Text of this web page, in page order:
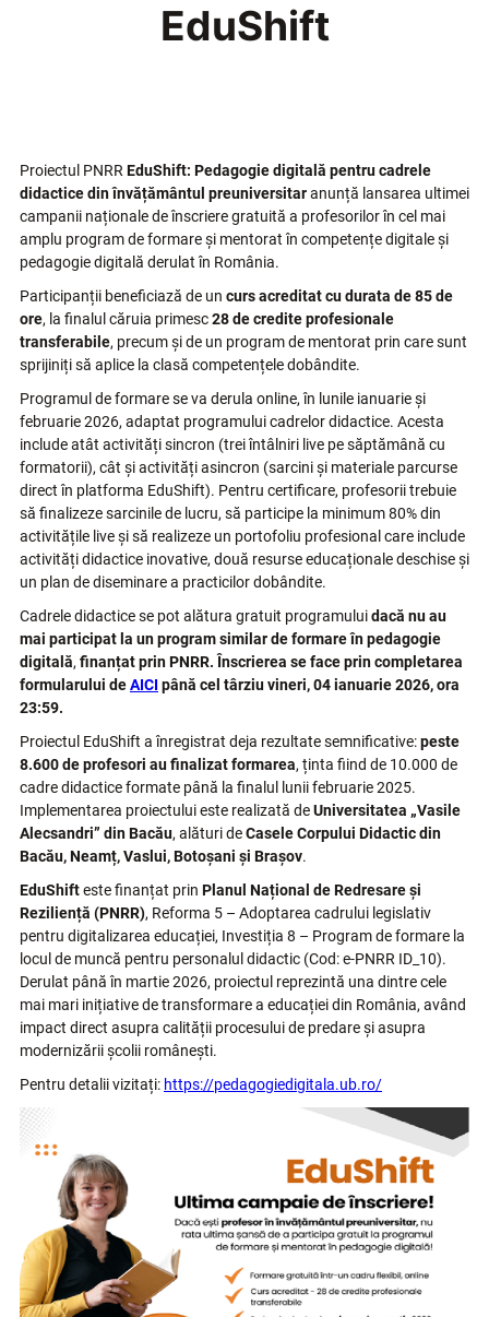
EduShift
Proiectul PNRREduShift: Pedagogie digitală pentru cadrele
didactice din învățământul preuniversitaranunță lansarea ultimei
campanii naționale de înscriere gratuită a profesorilor în cel mai
amplu program de formare și mentorat în competențe digitale și
pedagogie digitală derulat în România.
Participanții beneficiază de un curs acreditat cu durata de 85 de
ore, la finalul căruia primesc28 de credite profesionale
transferabile, precum și de un program de mentorat prin care sunt
sprijiniți să aplice la clasă competențele dobândite.
Programul de formare se va derula online, în lunile ianuarie și
februarie 2026, adaptat programului cadrelor didactice. Acesta
include atât activități sincron (trei întâlniri live pe săptămână cu
formatorii), cât și activități asincron (sarcini și materiale parcurse
direct în platforma EduShift). Pentru certificare, profesorii trebuie
să finalizeze sarcinile de lucru, să participe la minimum 80% din
activitățile live și să realizeze un portofoliu profesional care include
activități didactice inovative, două resurse educaționale deschise și
un plan de diseminare a practicilor dobândite.
Cadrele didactice se pot alătura gratuit programuluidacă nu au
mai participat la un programsimilar de formare în pedagogie
digitală, finanțatprinPNRR. Înscrierea se face prin completarea
formularului deAICI până cel târziu vineri, 04 ianuarie 2026, ora
23:59.
Proiectul EduShift a înregistrat deja rezultate semnificative:peste
8.600 de profesori au finalizat formarea, ținta fiind de 10.000 de
cadre didactice formate până la finalul lunii februarie 2025.
Implementarea proiectului este realizată deUniversitatea „Vasile
Alecsandri” din Bacău, alături deCasele Corpului Didactic din
Bacău, Neamț, Vaslui, Botoșani și Brașov.
EduShifteste finanțat prin Planul Național de Redresare și
Reziliență (PNRR), Reforma 5 – Adoptarea cadrului legislativ
pentru digitalizarea educației, Investiția 8 – Program de formare la
locul de muncă pentru personalul didactic (Cod: e-PNRR ID_10).
Derulat până în martie 2026, proiectul reprezintă una dintre cele
mai mari inițiative de transformare a educației din România, având
impact direct asupra calității procesului de predare și asupra
modernizării școlii românești.
Pentru detalii vizitați: https://pedagogiedigitala.ub.ro/